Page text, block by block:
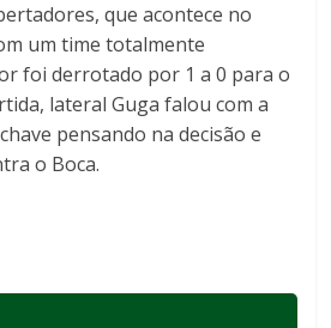
que acontece no
um time totalmente
foi derrotado por 1 a 0 para o
lateral Guga falou com a
pensando na decisão e
o Boca.